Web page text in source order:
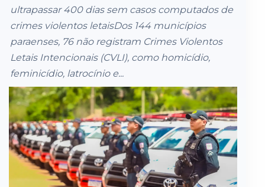
ultrapassar 400 dias sem casos computados de
crimes violentos letaisDos 144 municípios
paraenses, 76 não registram Crimes Violentos
Letais Intencionais (CVLI), como homicídio,
feminicídio, latrocínio e...